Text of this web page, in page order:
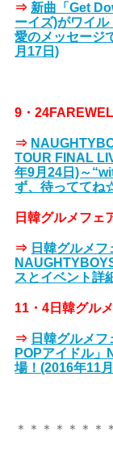
⇒ 新曲「Get
ーイズ)がワイ
愛のメッセージ
月17日)
9・
⇒
TOUR FINAL
年9月24日)～
ず、待っててね
日韓グルメフェ
⇒ 日韓グルメ
スとイベント詳
11・4日韓グル
⇒ 日韓グルメ
POPアイドル
場！(2016年11
＊＊＊＊＊＊＊